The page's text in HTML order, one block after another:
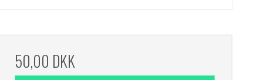
50,00 DKK